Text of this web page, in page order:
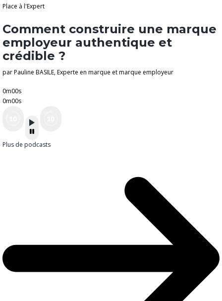
Place à l'Expert
Comment construire une marque
employeur authentique et
crédible ?
par Pauline BASILE, Experte en marque et marque employeur
0m00s
0m00s
Plus de podcasts